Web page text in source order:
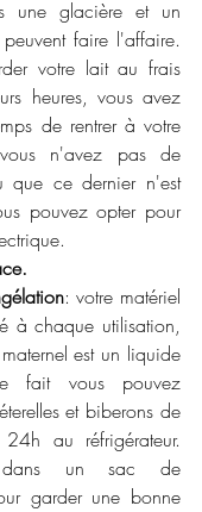
une glacière et un
faire l'affaire.
votre lait au frais
heures, vous avez
de rentrer à votre
n'avez pas de
que ce dernier n'est
pouvez opter pour
: votre matériel
à chaque utilisation,
est un liquide
fait vous pouvez
et biberons de
au réfrigérateur.
un sac de
garder une bonne